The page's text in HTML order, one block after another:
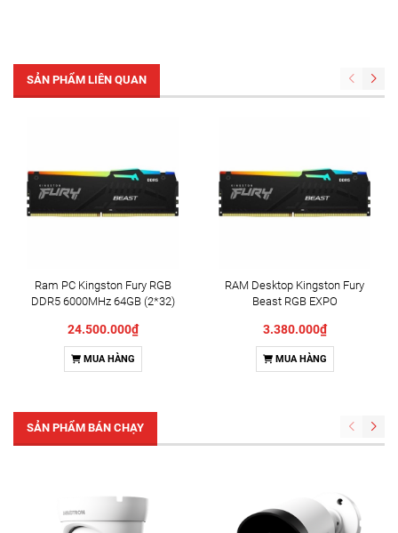
SẢN PHẨM LIÊN QUAN
Ram PC Kingston Fury RGB
DDR5 6000MHz 64GB (2*32)
24.500.000₫
MUA HÀNG
RAM Desktop Kingston Fury
Beast RGB EXPO
32/KF560C36BBE2AK2-
32WP) 32GB (2x16GB) DDR5
6000MHz
3.380.000₫
MUA HÀNG
SẢN PHẨM BÁN CHẠY